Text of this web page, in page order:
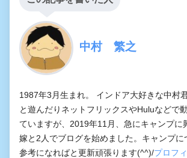
中村 繁之
1987年3月生まれ。 インドア大好きな中村
と遊んだりネットフリックスやHuluなどで
ていますが、2019年11月、急にキャンプに
嫁と2人でブログを始めました。キャンプに
参考になればと更新頑張ります(^^)/プロフ